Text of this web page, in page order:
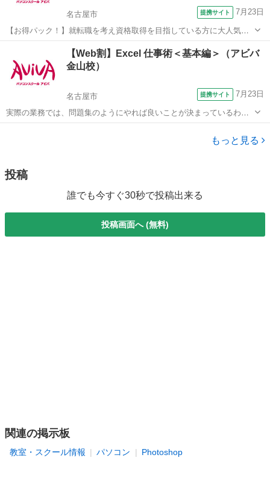
名古屋市 提携サイト 7月23日
【お得パック！】就転職を考え資格取得を目指している方に大人気の
MOS PowerPointを短期集中で目指す検定対策の講座です。新規お問い
合わせ頂いた方限定でリーズナブルな受講料で学べる人気講座です！
名古屋市 パワーポイント
【Web割】Excel 仕事術＜基本編＞（アビバ
金山校）
名古屋市 提携サイト 7月23日
実際の業務では、問題集のようにやれば良いことが決まっているわけ
ではありません。この講座では【よくある上司の指示】からスタート
します。上司意図を汲み取るケーススタディを通じ、仕事の型を身に
もっと見る
投稿
誰でも今すぐ30秒で投稿出来る
投稿画面へ (無料)
関連の掲示板
教室・スクール情報 パソコン Photoshop